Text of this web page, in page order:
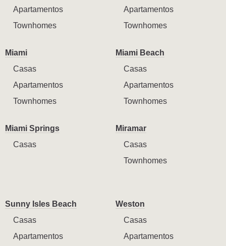
Apartamentos
Townhomes
Apartamentos
Townhomes
Miami
Casas
Apartamentos
Townhomes
Miami Beach
Casas
Apartamentos
Townhomes
Miami Springs
Casas
Miramar
Casas
Townhomes
Sunny Isles Beach
Casas
Apartamentos
Weston
Casas
Apartamentos